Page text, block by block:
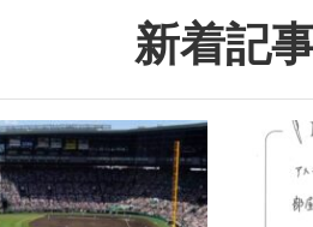
新着記